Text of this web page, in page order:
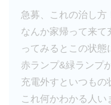
急募、これの治し方
なんか家帰って来て
ってみるとこの状態
赤ランプ&緑ランプ
充電外すといつもの
これ何かわかる人い